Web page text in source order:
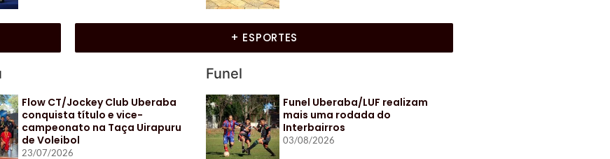
+ ESPORTES
Flow CT/Jockey Club Uberaba
conquista título e vice-
campeonato na Taça Uirapuru
de Voleibol
23/07/2026
Funel
Funel Uberaba/LUF realizam
mais uma rodada do
Interbairros
03/08/2026